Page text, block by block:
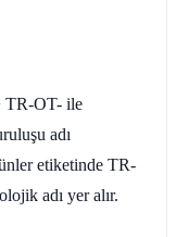
TR-OT- ile
adı
etiketinde TR-
adı yer alır.